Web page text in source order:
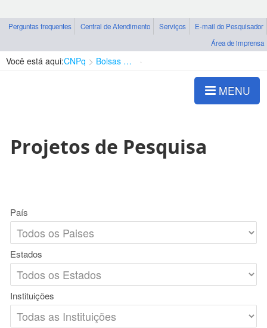
Perguntas frequentes Central de Atendimento Serviços
E-mail do Pesquisador
Área de imprensa
Você está aqui:CNPq Bolsas e Auxílios Vigentes
MENU
Projetos de Pesquisa
País
Estados
Instituições